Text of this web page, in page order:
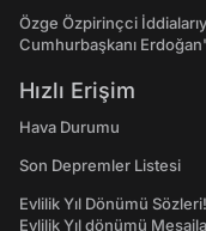
Özge Özpirinçci
Cumhurbaşkanı
Hızlı Erişim
Hava Durumu
Son Depremler Listesi
Evlilik Yıl Dönümü
Evlilik Yıl dönümü